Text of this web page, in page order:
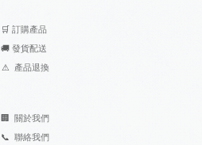
🛒 訂購產品
🚚 發貨配送
⚠ 產品退換
🏢 關於我們
📞 聯絡我們